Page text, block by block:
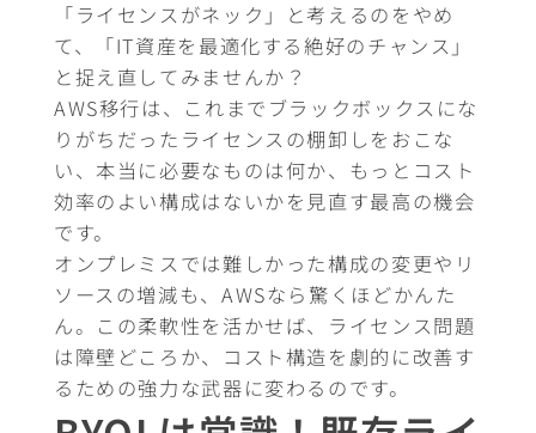
「ライセンスがネック」と考えるのをやめ
て、「IT資産を最適化する絶好のチャンス」
と捉え直してみませんか？
AWS移行は、これまでブラックボックスにな
りがちだったライセンスの棚卸しをおこな
い、本当に必要なものは何か、もっとコスト
効率のよい構成はないかを見直す最高の機会
です。
オンプレミスでは難しかった構成の変更やリ
ソースの増減も、AWSなら驚くほどかんた
ん。この柔軟性を活かせば、ライセンス問題
は障壁どころか、コスト構造を劇的に改善す
るための強力な武器に変わるのです。